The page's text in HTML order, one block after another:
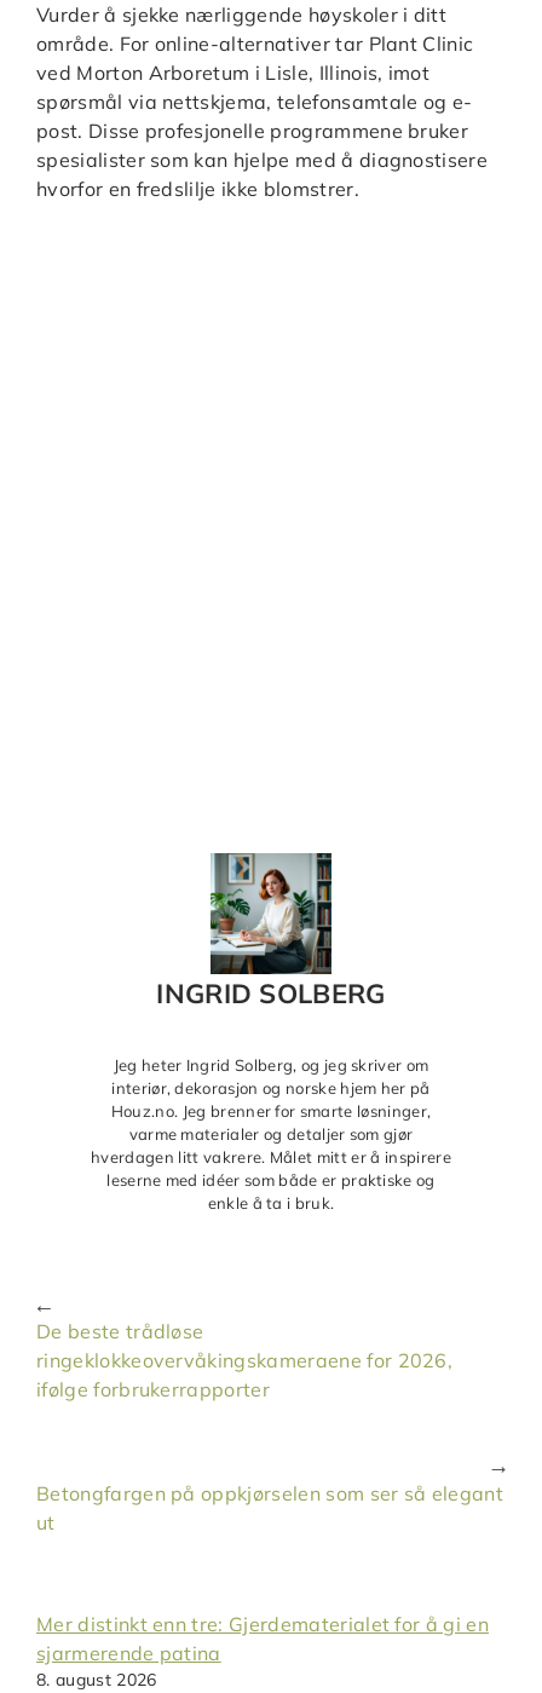
Vurder å sjekke nærliggende høyskoler i ditt
område. For online-alternativer tar Plant Clinic
ved Morton Arboretum i Lisle, Illinois, imot
spørsmål via nettskjema, telefonsamtale og e-
post. Disse profesjonelle programmene bruker
spesialister som kan hjelpe med å diagnostisere
hvorfor en fredslilje ikke blomstrer.
INGRID SOLBERG
Jeg heter Ingrid Solberg, og jeg skriver om
interiør, dekorasjon og norske hjem her på
Houz.no. Jeg brenner for smarte løsninger,
varme materialer og detaljer som gjør
hverdagen litt vakrere. Målet mitt er å inspirere
leserne med idéer som både er praktiske og
enkle å ta i bruk.
De beste trådløse
ringeklokkeovervåkingskameraene for 2026,
ifølge forbrukerrapporter
Betongfargen på oppkjørselen som ser så elegant
ut
Mer distinkt enn tre: Gjerdematerialet for å gi en
sjarmerende patina
8. august 2026